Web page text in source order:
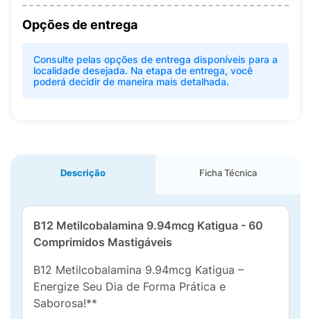
Opções de entrega
Consulte pelas opções de entrega disponíveis para a
localidade desejada. Na etapa de entrega, você
poderá decidir de maneira mais detalhada.
Descrição Ficha Técnica
B12 Metilcobalamina 9.94mcg Katigua - 60
Comprimidos Mastigáveis
B12 Metilcobalamina 9.94mcg Katigua –
Energize Seu Dia de Forma Prática e
Saborosa!**